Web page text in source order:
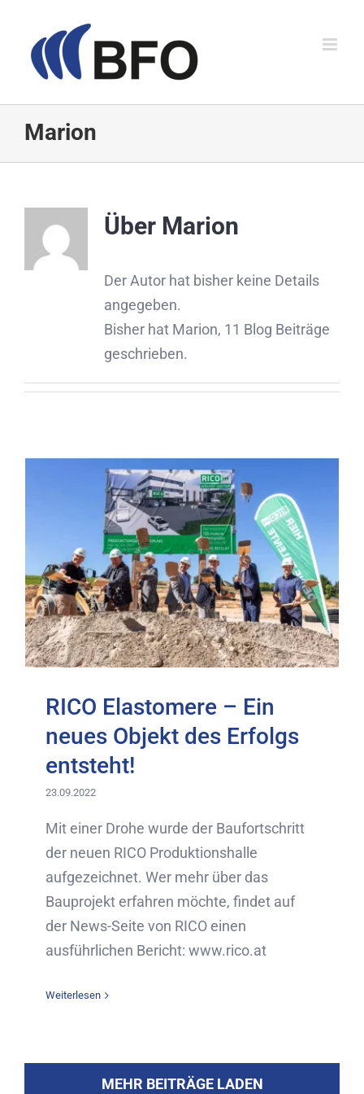
springen
Marion
Über Marion
Der Autor hat bisher keine Details
angegeben.
Bisher hat Marion, 11 Blog Beiträge
geschrieben.
RICO Elastomere – Ein
neues Objekt des Erfolgs
entsteht!
23.09.2022
Mit einer Drohe wurde der Baufortschritt
der neuen RICO Produktionshalle
aufgezeichnet. Wer mehr über das
Bauprojekt erfahren möchte, findet auf
der News-Seite von RICO einen
ausführlichen Bericht: www.rico.at
Weiterlesen
MEHR BEITRÄGE LADEN